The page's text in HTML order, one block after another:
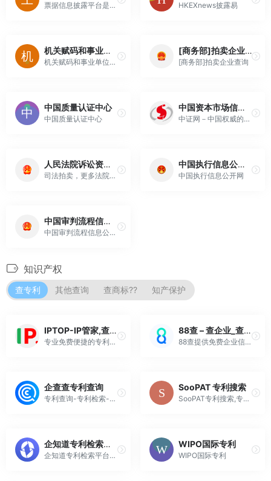
票据信息披露平台是中国人民银行认可的、由上海票据交易所建设运营的披露票据相关信息的平台。票据信息披露平台为承兑人披露商业汇票承兑信息、承兑信用信息提供服务支持，为金融机构、持票企业或其他社会公众查询相关披露信息提供服务。 HKEXnews披露易
机关赋码和事业单位登记管理平台
机关赋码和事业单位登记管理平台
[商务部]拍卖企业查询
[商务部]拍卖企业查询
中国质量认证中心
中国质量认证中心
中国资本市场信息披露平台
中证网－中国权威的财经证券资讯网站,资本市场信息披露平台,覆盖沪市、深市、新三板、基金、债券、监管机构信息披露
人民法院诉讼资产网
司法拍卖，更多法院拍卖信息尽在人民法院诉讼资产网确保司法拍卖的公开、公平、公正！
中国执行信息公开网
中国执行信息公开网
中国审判流程信息公开网
中国审判流程信息公开网提供全国范围内案件信息一站式服务，从立案、确定审判人员、庭审、裁判、送达全流程公开，充分满足人民群众日益增长的司法需求，保障案件当事人和社会公众对司法工作的知情权、参与权和监督权。
知识产权
查专利 其他查询 查商标?? 知产保护
IPTOP-IP管家,查专利,查商标,知识产权综合服务商
专业免费便捷的专利搜索引擎,商标查询工具,知识产权管理平台,集专利查询,专利检索,专利下载,商标查询,商标检索,IP管家,知产管家,专利管家,集成电路,科技服务于一体的IPTOP知识产权平台。
88查 – 查企业_查风险_AI查_企业信息查询系统
88查提供免费企业信息查询服务,提供查询工商注册信息、电话邮箱、公司地址、经营风险、控股持股、发展动态、财务状况、股东法人高管、商标专利、品牌项目、竞品信息、融资
企查查专利查询
专利查询-专利检索-知识产权查询-专利申请结果-企查查
SooPAT 专利搜索
SooPAT专利搜索,专利搜索,专利查询,检索,下载
企知道专利检索平台
企知道专利检索平台，亿级专利数据库，免费查询！支持多种检索方式，提供专利价值评估及多种类型专利下载方式，同时提供自动生成技术全景报告、公司报告、竞争对比报告等新功能，助力企业创新布局。
WIPO国际专利
WIPO国际专利